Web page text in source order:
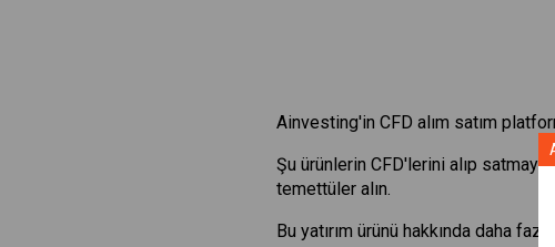
Ainvesting'in CFD alım satım
Şu ürünlerin CFD'lerini alıp satmaya
temettüler alın.
Bu yatırım ürünü hakkında daha